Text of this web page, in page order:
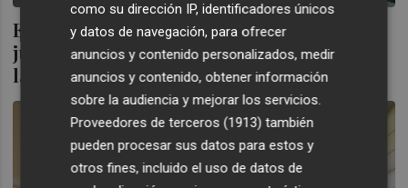
El CGPJ pide un juez de refuerzo para el
juzgado que se encarga del caso Azud por
la sobrecarga
como su dirección IP, identificadores únicos
y datos de navegación, para ofrecer
anuncios y contenido personalizados, medir
anuncios y contenido, obtener información
sobre la audiencia y mejorar los servicios.
Proveedores de terceros (1913) también
pueden procesar sus datos para estos y
otros fines, incluido el uso de datos de